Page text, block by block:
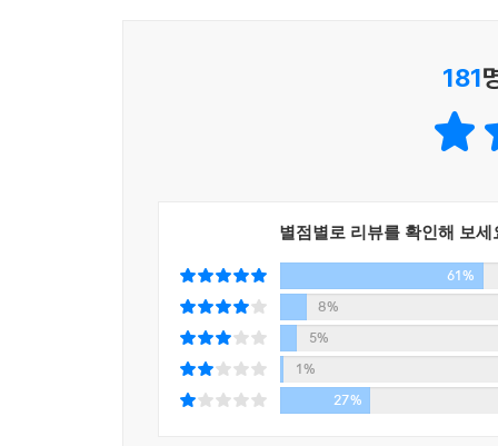
말뚝으로 둔갑하고 말았다”고 허탈해 했습니다.
일에 발견됐는데, 광복 50주년 기념 이벤트 행사
니다. 제가 현장에 가서 확인을 해보니 제거된 쇠
강제동원 피해에 대한 배상 요구는 영구히 끝나
다만, 이는 반일 종족주의에 따른 오해와 편견일
단 1원이라도 배상?보상을 요구했습니까? 일본
게 정상입니까? 이래서야 되겠습니까?
--- p.236
선과 악을 심판하는 절대자 신은 없다. 샤머니
종족을 결속하는 토템으로 역할을 한다. 한국인
반일 종족주의의 저변에는 그렇게 역사적으로
분노하지 않고, 고약한 짓을 해도 참고 지내기
그 미숙한 세계관으로 인하여 현저히 불균형하다
반일 종족주의는 1960년대부터 서서히 성숙하
추세였다. 반일 종족주의에 편승하여 한국의 역
181
별점별로 리뷰를 확인해 보세
61%
8%
5%
1%
27%